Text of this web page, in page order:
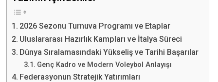
2026 Sezonu Turnuva Programı ve Etaplar
Uluslararası Hazırlık Kampları ve İtalya Süreci
Dünya Sıralamasındaki Yükseliş ve Tarihi Başarılar
Genç Kadro ve Modern Voleybol Anlayışı
Federasyonun Stratejik Yatırımları